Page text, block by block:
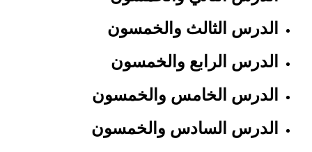
الدرس الثالث والخمسون
الدرس الرابع والخمسون
الدرس الخامس والخمسون
الدرس السادس والخمسون